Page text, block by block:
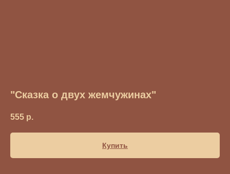
"Сказка о двух жемчужинах"
555 р.
Купить